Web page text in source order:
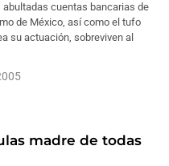
cuentas bancarias de
de México, así como el tufo
su actuación, sobreviven al
madre de todas